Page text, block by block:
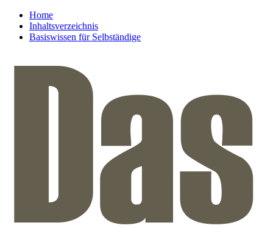
Home
Inhaltsverzeichnis
Basiswissen für Selbständige